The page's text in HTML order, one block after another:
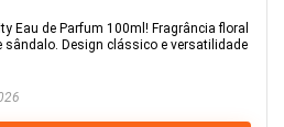
Eau de Parfum 100ml! Fragrância floral
Design clássico e versatilidade